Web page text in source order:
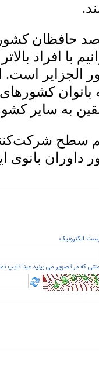
با ابیان اینکه ۸۵
با افراد
الجزایر
به سایر
سطح
داوران
الكترونيک
متنی که در تصویر می بینید عینا تایپ